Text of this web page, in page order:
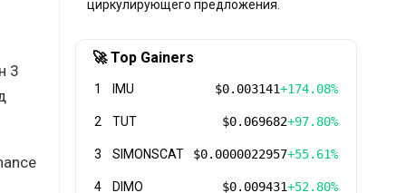
3
циркулирующего предложения.
🚀 Top Gainers
1 IMU $0.003141+174.08%
2 TUT $0.069682+97.80%
3 SIMONSCAT $0.0000022957+55.61%
4 DIMO $0.009431+52.80%